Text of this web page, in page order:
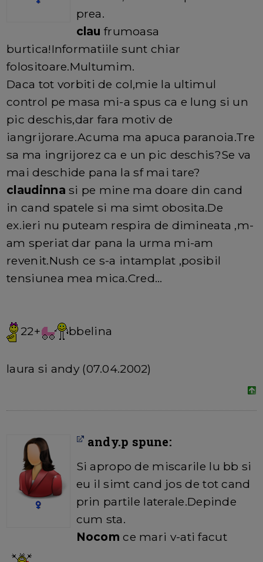
prea.
clau frumoasa
burtica!Informatiile sunt chiar
folositoare.Multumim.
Daca tot vorbiti de col,mie la ultimul
control pe masa mi-a spus ca e lung si un
pic deschis,dar fara motiv de
iangrijorare.Acuma ma apuca paranoia.Tre
sa ma ingrijorez ca e un pic deschis?Se va
mai deschide pana la sf mai tare?
claudinna si pe mine ma doare din cand
in cand spatele si ma simt obosita.De
ex.ieri nu puteam respira de dimineata ,m-
am speriat dar pana la urma mi-am
revenit.Nush ce s-a intamplat ,posibil
tensiunea mea mica.Cred...
22+ bbelina
laura si andy (07.04.2002)
andy.p spune:
Si apropo de miscarile lu bb si
eu il simt cand jos de tot cand
prin partile laterale.Depinde
cum sta.
Nocom ce mari v-ati facut